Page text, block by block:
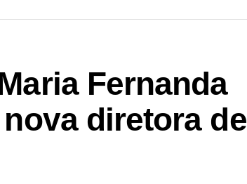
Fernanda
diretora de